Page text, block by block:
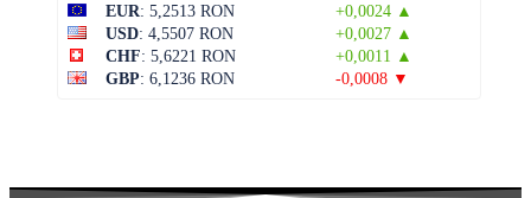
EUR: 5,2513 RON
+0,0024 ▲
USD: 4,5507 RON
+0,0027 ▲
CHF: 5,6221 RON
+0,0011 ▲
GBP: 6,1236 RON -0,0008 ▼